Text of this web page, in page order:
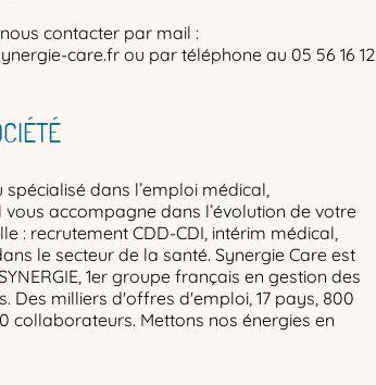
contacter par mail :
care.fr ou par téléphone au 05 56 16 12
spécialisé dans l’emploi médical,
accompagne dans l’évolution de votre
: recrutement CDD-CDI, intérim médical,
le secteur de la santé. Synergie Care est
1er groupe français en gestion des
Des milliers d'offres d'emploi, 17 pays, 800
collaborateurs. Mettons nos énergies en